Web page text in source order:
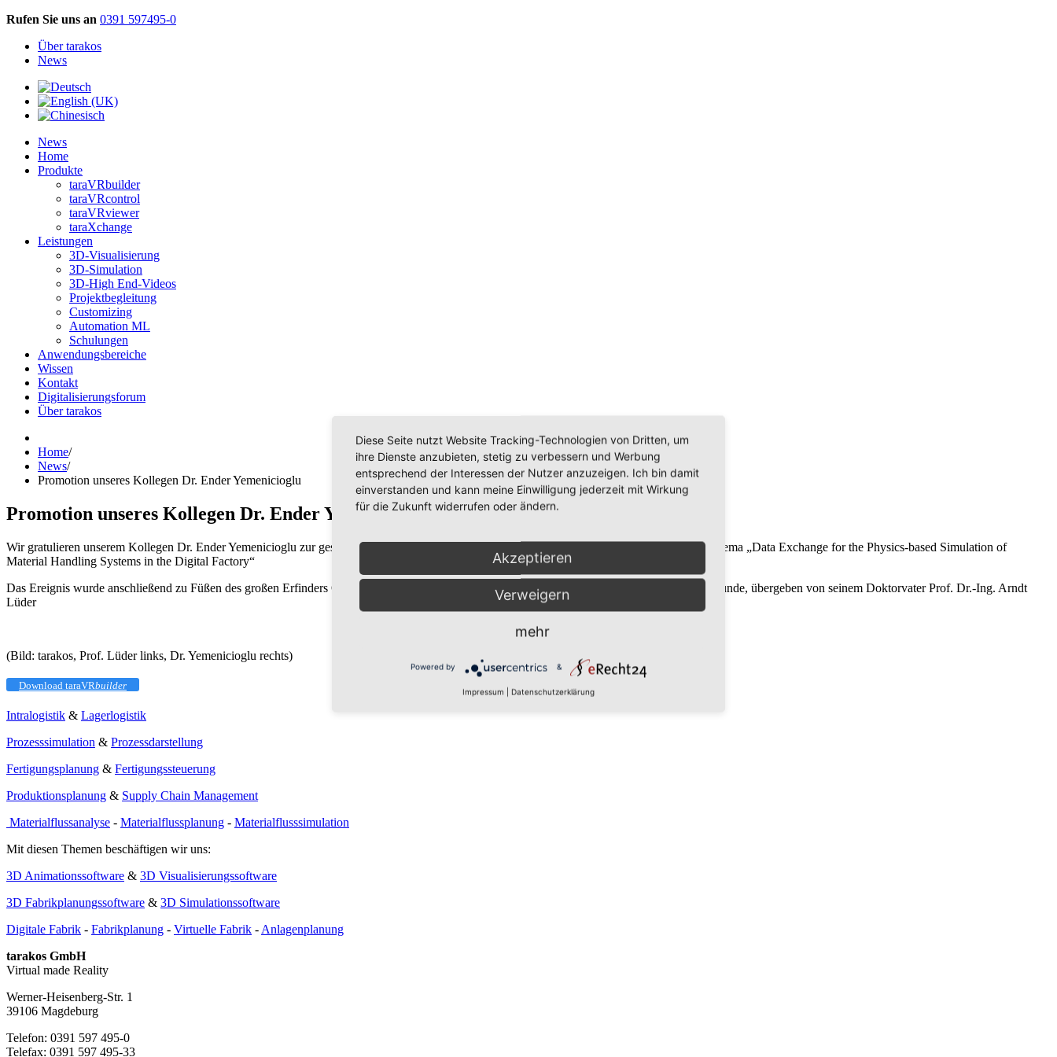
Rufen Sie uns an 0391 597495-0
Über tarakos
News
News
Home
Produkte
taraVRbuilder
taraVRcontrol
taraVRviewer
taraXchange
Leistungen
3D-Visualisierung
3D-Simulation
3D-High End-Videos
Projektbegleitung
Customizing
Automation ML
Schulungen
Anwendungsbereiche
Wissen
Kontakt
Digitalisierungsforum
Über tarakos
Home/
News/
Promotion unseres Kollegen Dr. Ender Yemenicioglu
Promotion unseres Kollegen Dr. Ender Yemenicioglu
Wir gratulieren unserem Kollegen Dr. Ender Yemenicioglu zur gestrigen erfolgreichen Erlangung des Doktor Titels mit seiner Promotion zum Thema „Data Exchange for the Physics-based Simulation of
Material Handling Systems in the Digital Factory“
Das Ereignis wurde anschließend zu Füßen des großen Erfinders Otto von Guericke traditionell und gebührend gefeiert mit der inoffiziellen Urkunde, übergeben von seinem Doktorvater Prof. Dr.-Ing. Arndt
Lüder
(Bild: tarakos, Prof. Lüder links, Dr. Yemenicioglu rechts)
Download taraVRbuilder
Intralogistik & Lagerlogistik
Prozesssimulation & Prozessdarstellung
Fertigungsplanung & Fertigungssteuerung
Produktionsplanung & Supply Chain Management
Materialflussanalyse - Materialflussplanung - Materialflusssimulation
Mit diesen Themen beschäftigen wir uns:
3D Animationssoftware & 3D Visualisierungssoftware
3D Fabrikplanungssoftware & 3D Simulationssoftware
Digitale Fabrik - Fabrikplanung - Virtuelle Fabrik - Anlagenplanung
tarakos GmbH
Virtual made Reality
Werner-Heisenberg-Str. 1
39106 Magdeburg
Telefon: 0391 597 495-0
Telefax: 0391 597 495-33
Diese Seite nutzt Website Tracking-Technologien von Dritten, um
ihre Dienste anzubieten, stetig zu verbessern und Werbung
entsprechend der Interessen der Nutzer anzuzeigen. Ich bin damit
einverstanden und kann meine Einwilligung jederzeit mit Wirkung
für die Zukunft widerrufen oder ändern.
Akzeptieren
Verweigern
mehr
Powered by &
Impressum | Datenschutzerklärung